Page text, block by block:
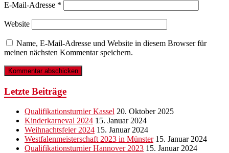
E-Mail-Adresse *
Website
Name, E-Mail-Adresse und Website in diesem Browser für
meinen nächsten Kommentar speichern.
Letzte Beiträge
Qualifikationsturnier Kassel 20. Oktober 2025
Kinderkarneval 2024 15. Januar 2024
Weihnachtsfeier 2024 15. Januar 2024
Westfalenmeisterschaft 2023 in Münster 15. Januar 2024
Qualifikationsturnier Hannover 2023 15. Januar 2024